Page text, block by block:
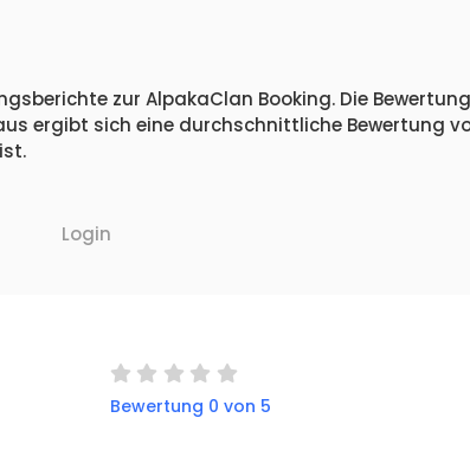
zur AlpakaClan Booking. Die
ergibt sich eine durchschnittliche Bewertung
Login
Bewertung 0 von 5